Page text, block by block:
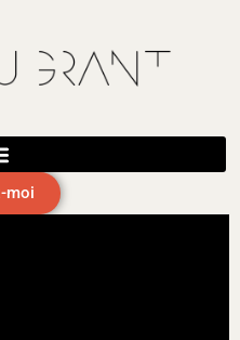
moi
· Lyon et toute la
Ils repartiront complices